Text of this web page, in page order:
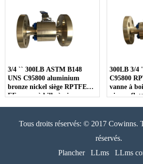
3/4 `` 300LB ASTM B148
UNS C95800 aluminium
bronze nickel siège RPTFE
FF vanne à bille à niveau
300LB 3/4
C95800
vanne à
niveau
Tous droits réservés: © 2017 Cowinns.
réservés.
Plancher
LLms LLms